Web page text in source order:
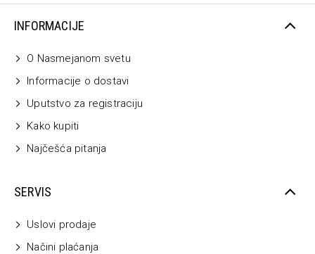
INFORMACIJE
O Nasmejanom svetu
Informacije o dostavi
Uputstvo za registraciju
Kako kupiti
Najčešća pitanja
SERVIS
Uslovi prodaje
Načini plaćanja